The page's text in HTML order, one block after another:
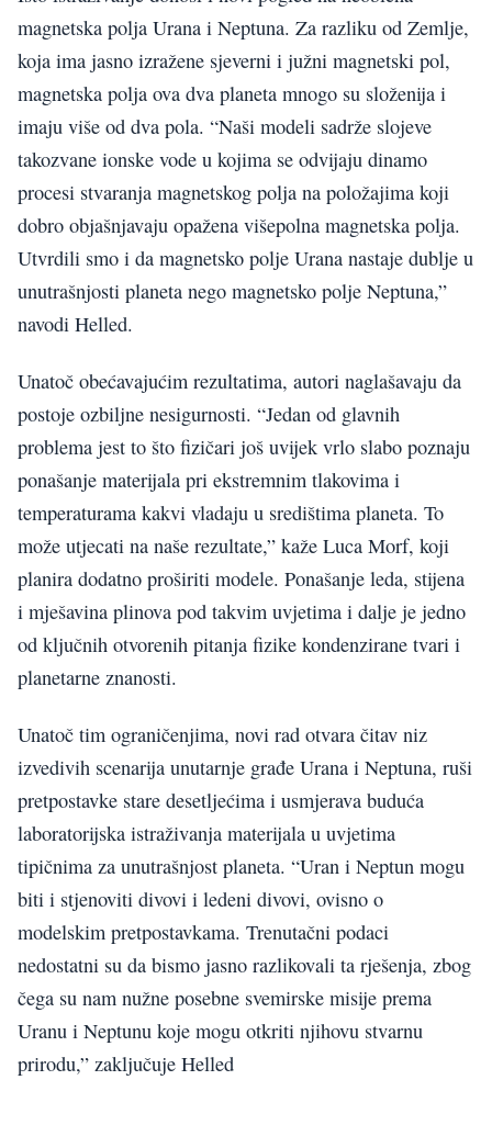
magnetska polja Urana i Neptuna. Za razliku od Zemlje,
koja ima jasno izražene sjeverni i južni magnetski pol,
magnetska polja ova dva planeta mnogo su složenija i
imaju više od dva pola. “Naši modeli sadrže slojeve
takozvane ionske vode u kojima se odvijaju dinamo
procesi stvaranja magnetskog polja na položajima koji
dobro objašnjavaju opažena višepolna magnetska polja.
Utvrdili smo i da magnetsko polje Urana nastaje dublje u
unutrašnjosti planeta nego magnetsko polje Neptuna,”
navodi Helled.
Unatoč obećavajućim rezultatima, autori naglašavaju da
postoje ozbiljne nesigurnosti. “Jedan od glavnih
problema jest to što fizičari još uvijek vrlo slabo poznaju
ponašanje materijala pri ekstremnim tlakovima i
temperaturama kakvi vladaju u središtima planeta. To
može utjecati na naše rezultate,” kaže Luca Morf, koji
planira dodatno proširiti modele. Ponašanje leda, stijena
i mješavina plinova pod takvim uvjetima i dalje je jedno
od ključnih otvorenih pitanja fizike kondenzirane tvari i
planetarne znanosti.
Unatoč tim ograničenjima, novi rad otvara čitav niz
izvedivih scenarija unutarnje građe Urana i Neptuna, ruši
pretpostavke stare desetljećima i usmjerava buduća
laboratorijska istraživanja materijala u uvjetima
tipičnima za unutrašnjost planeta. “Uran i Neptun mogu
biti i stjenoviti divovi i ledeni divovi, ovisno o
modelskim pretpostavkama. Trenutačni podaci
nedostatni su da bismo jasno razlikovali ta rješenja, zbog
čega su nam nužne posebne svemirske misije prema
Uranu i Neptunu koje mogu otkriti njihovu stvarnu
prirodu,” zaključuje Helled